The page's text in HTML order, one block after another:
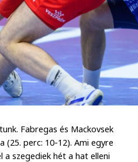
Fabregas és Mackovsek
perc: 10-12). Ami egyre
a szegediek hét a hat elleni